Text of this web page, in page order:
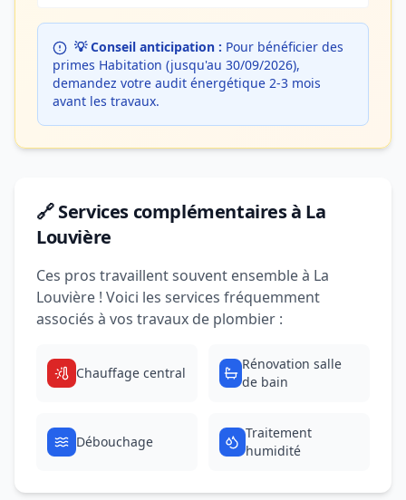
💡 Conseil anticipation : Pour bénéficier des
primes Habitation (jusqu'au 30/09/2026),
demandez votre audit énergétique 2-3 mois
avant les travaux.
🔗 Services complémentaires à La
Louvière
Ces pros travaillent souvent ensemble à La
Louvière ! Voici les services fréquemment
associés à vos travaux de plombier :
Chauffage central
Rénovation salle
de bain
Débouchage
Traitement
humidité